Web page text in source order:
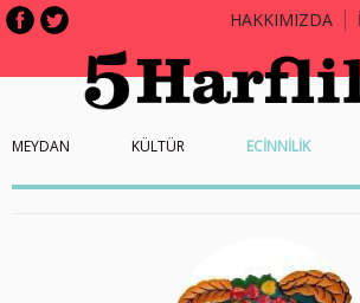
HAKKIMIZDA
MEYDAN KÜLTÜR ECİNNİLİK